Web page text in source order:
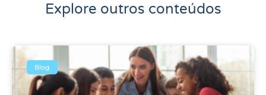
Explore outros conteúdos
Blog